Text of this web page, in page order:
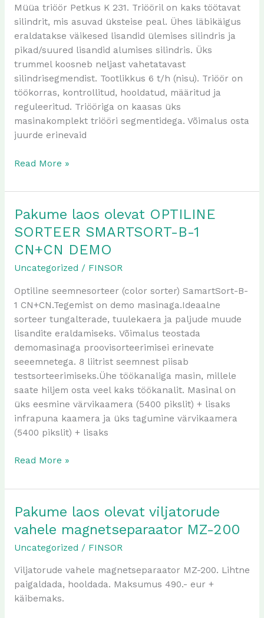
Müüa triöör Petkus K 231. Triööril on kaks töötavat
silindrit, mis asuvad üksteise peal. Ühes läbikäigus
eraldatakse väikesed lisandid ülemises silindris ja
pikad/suured lisandid alumises silindris. Üks
trummel koosneb neljast vahetatavast
silindrisegmendist. Tootlikkus 6 t/h (nisu). Triöör on
töökorras, kontrollitud, hooldatud, määritud ja
reguleeritud. Triööriga on kaasas üks
masinakomplekt triööri segmentidega. Võimalus osta
juurde erinevaid
Read More »
Pakume laos olevat OPTILINE
SORTEER SMARTSORT-B-1
CN+CN DEMO
Uncategorized / FINSOR
Optiline seemnesorteer (color sorter) SamartSort-B-
1 CN+CN.Tegemist on demo masinaga.Ideaalne
sorteer tungalterade, tuulekaera ja paljude muude
lisandite eraldamiseks. Võimalus teostada
demomasinaga proovisorteerimisei erinevate
seeemnetega. 8 liitrist seemnest piisab
testsorteerimiseks.Ühe töökanaliga masin, millele
saate hiljem osta veel kaks töökanalit. Masinal on
üks eesmine värvikaamera (5400 pikslit) + lisaks
infrapuna kaamera ja üks tagumine värvikaamera
(5400 pikslit) + lisaks
Pakume
laos
OPTILINE
SORTEER
B-
1
CN+CN
DEMO
Read More »
Pakume laos olevat viljatorude
vahele magnetseparaator MZ-200
Uncategorized / FINSOR
Viljatorude vahele magnetseparaator MZ-200. Lihtne
paigaldada, hooldada. Maksumus 490.- eur +
käibemaks.
Pakume
laos
olevat
viljatorude
vahele
magnetseparaator
MZ-